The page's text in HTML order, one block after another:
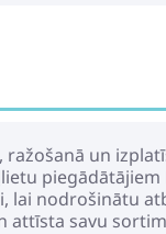
ražošanā un
lai nodrošinātu
attīsta savu